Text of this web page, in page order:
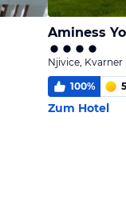
Aminess
Njivice,
100%
Zum Hotel